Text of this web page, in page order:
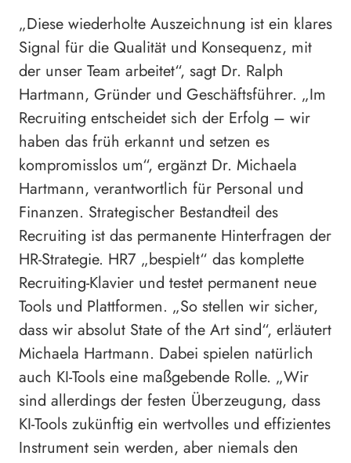
„Diese wiederholte Auszeichnung ist ein klares
Signal für die Qualität und Konsequenz, mit
der unser Team arbeitet“, sagt Dr. Ralph
Hartmann, Gründer und Geschäftsführer. „Im
Recruiting entscheidet sich der Erfolg – wir
haben das früh erkannt und setzen es
kompromisslos um“, ergänzt Dr. Michaela
Hartmann, verantwortlich für Personal und
Finanzen. Strategischer Bestandteil des
Recruiting ist das permanente Hinterfragen der
HR-Strategie. HR7 „bespielt“ das komplette
Recruiting-Klavier und testet permanent neue
Tools und Plattformen. „So stellen wir sicher,
dass wir absolut State of the Art sind“, erläutert
Michaela Hartmann. Dabei spielen natürlich
auch KI-Tools eine maßgebende Rolle. „Wir
sind allerdings der festen Überzeugung, dass
KI-Tools zukünftig ein wertvolles und effizientes
Instrument sein werden, aber niemals den